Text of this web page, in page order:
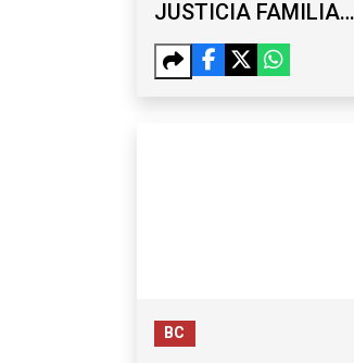
JUSTICIA FAMILIAR
EN BC SEGUIRÁ
CONTANDO CON
BC